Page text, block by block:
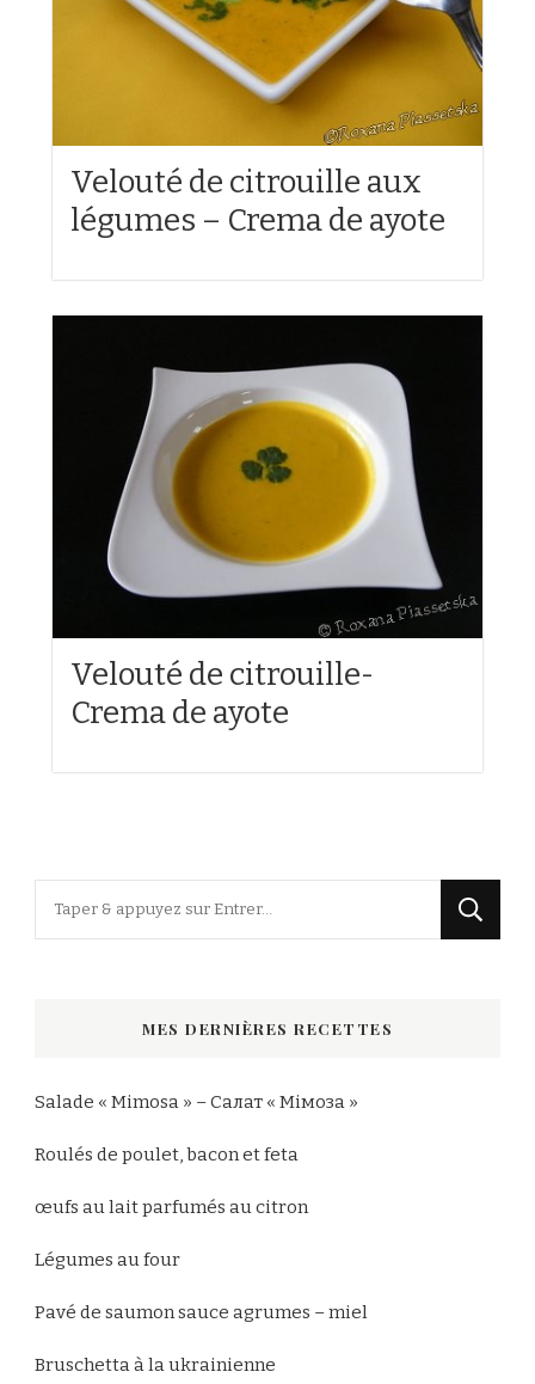
Velouté de citrouille aux
légumes – Crema de ayote
Velouté de citrouille-
Crema de ayote
MES DERNIÈRES RECETTES
Salade « Mimosa » – Салат « Мімоза »
Roulés de poulet, bacon et feta
œufs au lait parfumés au citron
Légumes au four
Pavé de saumon sauce agrumes – miel
Bruschetta à la ukrainienne